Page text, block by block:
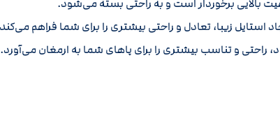
راحتی و تناسب بیشتری را برای پاهای شما به ارمغان می‌آورد.